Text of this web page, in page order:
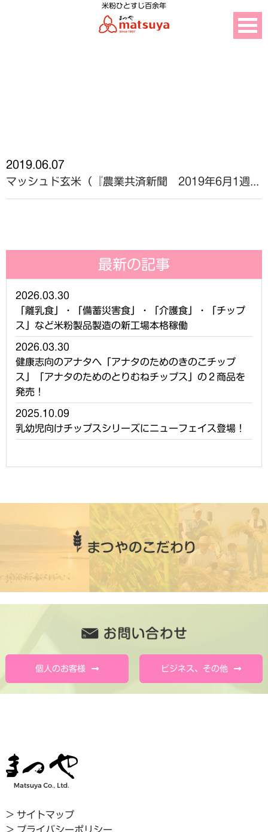
米粉ひとすじ百余年
2019.06.07
マッシュド玄米（『農業共済新聞 2019年6月1週...
最新の記事
2026.03.30
「離乳食」・「備蓄災害食」・「介護食」・「チップ
ス」など米粉製品製造の新工場本格稼働
2026.03.30
健康志向のアナタへ「アナタのためのきのこチップ
ス」「アナタのためのとりむねチップス」の２商品を
発売！
2025.10.09
乳幼児向けチップスシリーズにニューフェイス登場！
個人のお客様 ビジネス、その他
> サイトマップ
> プライバシーポリシー